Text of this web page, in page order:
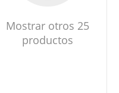
Mostrar otros 25
productos